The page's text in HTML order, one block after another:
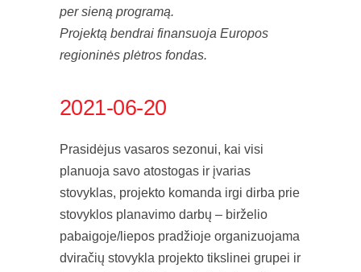
per sieną programą.
Projektą bendrai finansuoja Europos
regioninės plėtros fondas.
2021-06-20
Prasidėjus vasaros sezonui, kai visi
planuoja savo atostogas ir įvarias
stovyklas, projekto komanda irgi dirba prie
stovyklos planavimo darbų – birželio
pabaigoje/liepos pradžioje organizuojama
dviračių stovykla projekto tikslinei grupei ir